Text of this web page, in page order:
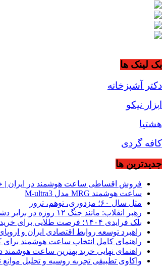
بک لینک ها
دکتر آشپزخانه
ابزار نیکو
هشتیا
کافه گردی
جديدترين ها
فروش اقساطی ساعت هوشمند در ایران |
ساعت هوشمند MRG مدل M-ultra3
مثل سال ۶۰؛ مزدوری، توهم، ترور
رهبر انقلاب: مانند جنگ ۱۲ روزه در برابر دشمن همه با هم باشید
بلک فرایدی ۱۴۰۴؛ فرصت طلایی برای خرید بهترین ساعت هوشمند از موبیکسور
راهبرد توسعه روابط اقتصادی ایران و
راهنمای کامل انتخاب ساعت هوشمند برای
راهنمای نهایی خرید بهترین ساعت هوشمند در سال ۱۴۰۴ +
واکاوی تطبیقی تجربه روسیه و تحلیل